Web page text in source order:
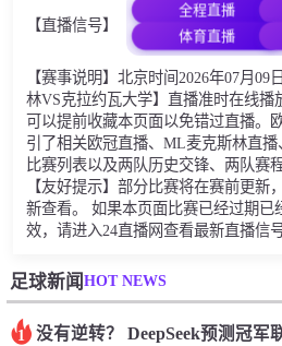
【直播信号】
全程直播
体育直播
【赛事说明】北京时间2026年07月
林VS克拉约瓦大学】直播准时在线播
可以提前收藏本页面以免错过直播。
引了相关欧冠直播、ML麦克斯林直
比赛列表以及两队历史交锋、两队赛程
【友好提示】部分比赛将在赛前更新
新查看。 如果本页面比赛已经过期已
效，请进入24直播网查看最新直播信号
足球新闻HOT NEWS
1